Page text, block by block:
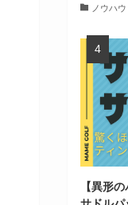
ノウハウ
【異形